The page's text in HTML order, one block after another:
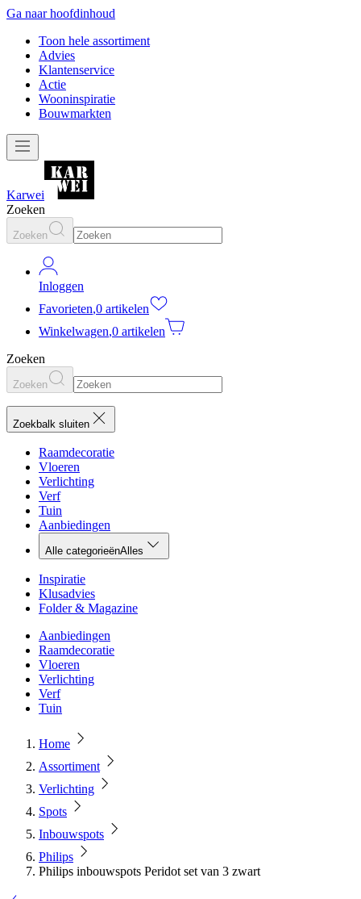
Ga naar hoofdinhoud
Toon hele assortiment
Advies
Klantenservice
Actie
Wooninspiratie
Bouwmarkten
Karwei
Zoeken
Zoeken
Inloggen
Favorieten,0 artikelen
Winkelwagen,0 artikelen
Zoeken
Zoeken
Zoekbalk sluiten
Raamdecoratie
Vloeren
Verlichting
Verf
Tuin
Aanbiedingen
Alle categorieënAlles
Inspiratie
Klusadvies
Folder & Magazine
Aanbiedingen
Raamdecoratie
Vloeren
Verlichting
Verf
Tuin
Home
Assortiment
Verlichting
Spots
Inbouwspots
Philips
Philips inbouwspots Peridot set van 3 zwart